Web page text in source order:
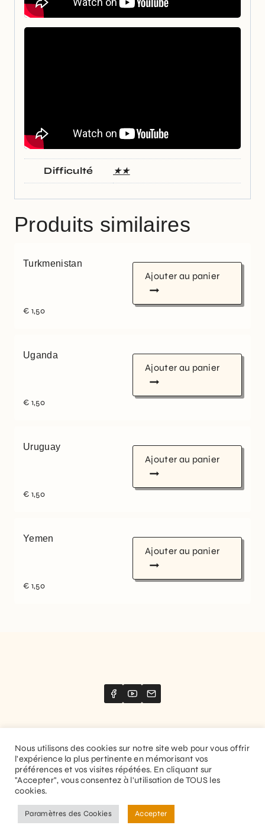
Difficulté ★★
Produits similaires
Turkmenistan
€ 1,50
Ajouter au panier
Uganda
€ 1,50
Ajouter au panier
Uruguay
€ 1,50
Ajouter au panier
Yemen
€ 1,50
Ajouter au panier
Website created byStimize
© 2026 Guitaranthem. All rights reserved.
Privacy Policy Terms and Conditions
Nous utilisons des cookies sur notre site web pour vous offrir
l'expérience la plus pertinente en mémorisant vos
préférences et vos visites répétées. En cliquant sur
"Accepter", vous consentez à l'utilisation de TOUS les
cookies.
Paramètres des Cookies Accepter